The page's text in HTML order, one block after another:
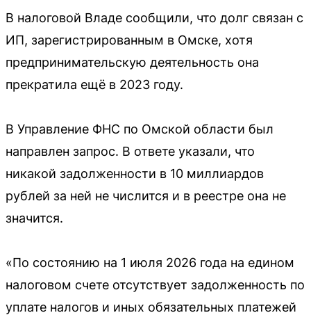
В налоговой Владе сообщили, что долг связан с
ИП, зарегистрированным в Омске, хотя
предпринимательскую деятельность она
прекратила ещё в 2023 году.
В Управление ФНС по Омской области был
направлен запрос. В ответе указали, что
никакой задолженности в 10 миллиардов
рублей за ней не числится и в реестре она не
значится.
«По состоянию на 1 июля 2026 года на едином
налоговом счете отсутствует задолженность по
уплате налогов и иных обязательных платежей